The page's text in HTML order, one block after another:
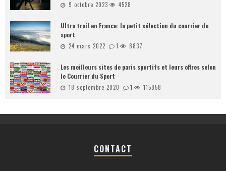
9 octobre 2023 4528
Ultra trail en France: la petit sélection du courrier du
sport
24 mars 2022 1 8837
Les meilleurs sites de paris sportifs et leurs offres selon
le Courrier du Sport
18 septembre 2020 1 115858
CONTACT